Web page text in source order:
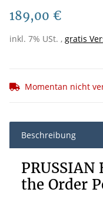
189,00 €
inkl. 7% USt. , gratis
Momentan nicht
Beschreibung
the Order